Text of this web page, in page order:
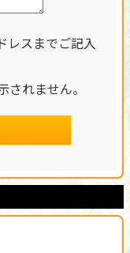
レスまでご記入
れません。